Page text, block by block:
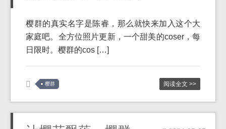
樱群的真实名字是陈睿，那么就快来加入这个大
家庭吧。全方位照片更新，一个甜美的coser，每
日限时。樱群的cos […]
樱群 阅读全文 >>